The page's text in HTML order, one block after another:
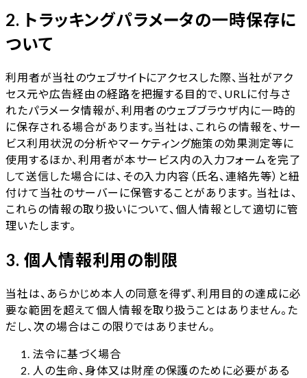
2. トラッキングパラメータの一時保存に
ついて
利用者が当社のウェブサイトにアクセスした際、当社がアク
セス元や広告経由の経路を把握する目的で、URLに付与さ
れたパラメータ情報が、利用者のウェブブラウザ内に一時的
に保存される場合があります。当社は、これらの情報を、サー
ビス利用状況の分析やマーケティング施策の効果測定等に
使用するほか、利用者が本サービス内の入力フォームを完了
して送信した場合には、その入力内容（氏名、連絡先等）と紐
付けて当社のサーバーに保管することがあります。 当社は、
これらの情報の取り扱いについて、個人情報として適切に管
理いたします。
3. 個人情報利用の制限
当社は、あらかじめ本人の同意を得ず、利用目的の達成に必
要な範囲を超えて個人情報を取り扱うことはありません。た
だし、次の場合はこの限りではありません。
法令に基づく場合
人の生命、身体又は財産の保護のために必要がある